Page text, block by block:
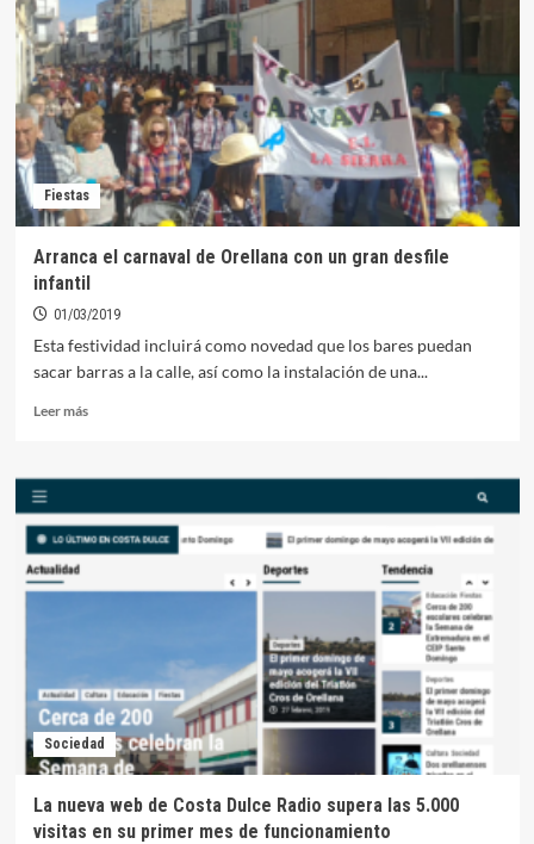
Orellana
hoy
con
el
entierro
de
la
sardina
Fiestas
Arranca el carnaval de Orellana con un gran desfile
infantil
01/03/2019
Esta festividad incluirá como novedad que los bares puedan
sacar barras a la calle, así como la instalación de una...
Leer másLeer
Arranca
carnaval
de
con
infantil
Sociedad
La nueva web de Costa Dulce Radio supera las 5.000
visitas en su primer mes de funcionamiento